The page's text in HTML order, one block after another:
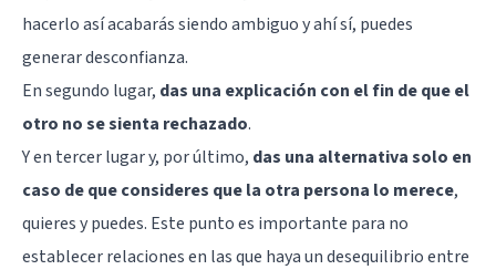
hacerlo así acabarás siendo ambiguo y ahí sí, puedes
generar desconfianza.
En segundo lugar, das una explicación con el fin de que el
otro no se sienta rechazado.
Y en tercer lugar y, por último, das una alternativa solo en
caso de que consideres que la otra persona lo merece,
quieres y puedes. Este punto es importante para no
establecer relaciones en las que haya un desequilibrio entre